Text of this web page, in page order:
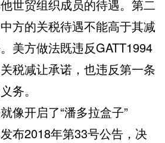
世贸组织成员的待遇。第二
方的关税待遇不能高于其减
美方做法既违反GATT1994
税减让承诺，也违反第一条
务。
开启了“潘多拉盒子”
2018年第33号公告，决